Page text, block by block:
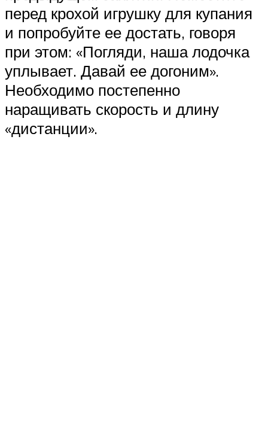
перед крохой игрушку для купания
и попробуйте ее достать, говоря
при этом: «Погляди, наша лодочка
уплывает. Давай ее догоним».
Необходимо постепенно
наращивать скорость и длину
«дистанции».